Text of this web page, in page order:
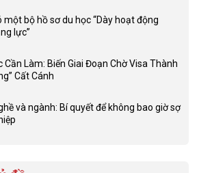
một bộ hồ sơ du học “Dày hoạt động
lực”
Cần Làm: Biến Giai Đoạn Chờ Visa Thành
Cất Cánh
và ngành: Bí quyết để không bao giờ sợ